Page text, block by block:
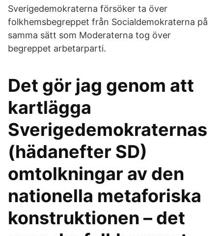
Sverigedemokraterna försöker ta över
folkhemsbegreppet från Socialdemokraterna på
samma sätt som Moderaterna tog över
begreppet arbetarparti.
Det gör jag genom att
kartlägga
Sverigedemokraternas
(hädanefter SD)
omtolkningar av den
nationella metaforiska
konstruktionen – det